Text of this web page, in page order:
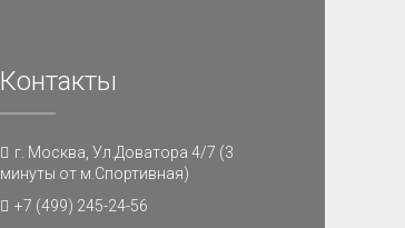
Контакты
г. Москва, Ул.Доватора 4/7 (3
минуты от м.Спортивная)
+7 (499) 245-24-56